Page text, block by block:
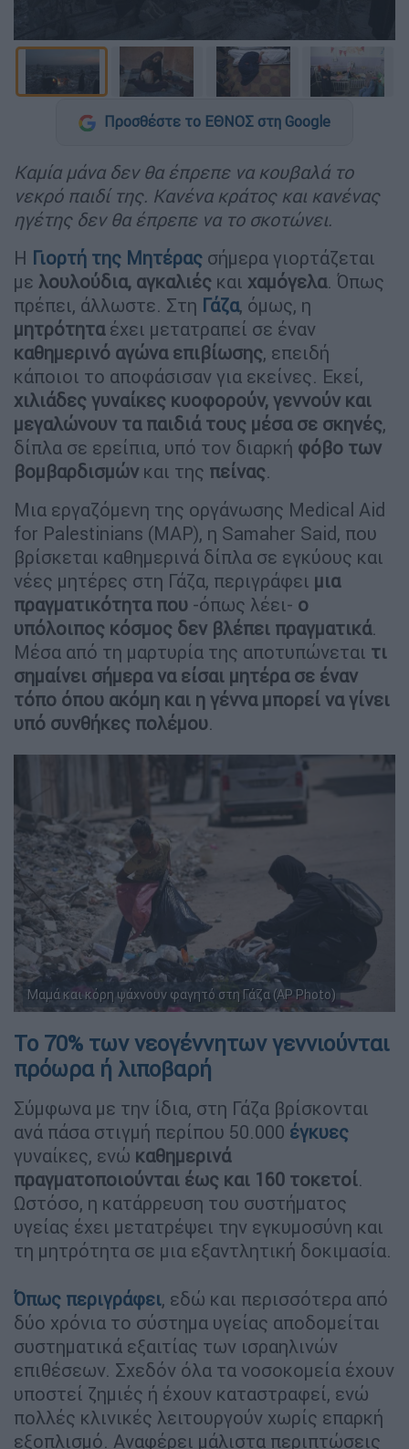
Προσθέστε το ΕΘΝΟΣ στη Google
Καμία μάνα δεν θα έπρεπε να κουβαλά το
νεκρό παιδί της. Κανένα κράτος και κανένας
ηγέτης δεν θα έπρεπε να το σκοτώνει.
Η Γιορτή της Μητέρας σήμερα γιορτάζεται
με λουλούδια, αγκαλιές και χαμόγελα. Όπως
πρέπει, άλλωστε. Στη Γάζα, όμως, η
μητρότηταέχει μετατραπεί σε έναν
καθημερινό αγώνα επιβίωσης, επειδή
κάποιοι το αποφάσισαν για εκείνες. Εκεί,
χιλιάδες γυναίκες κυοφορούν, γεννούν και
μεγαλώνουν τα παιδιά τους μέσα σε σκηνές,
δίπλα σε ερείπια, υπό τον διαρκή φόβο των
βομβαρδισμών και της πείνας.
Μια εργαζόμενη της οργάνωσης Medical Aid
for Palestinians (MAP), η Samaher Said, που
βρίσκεται καθημερινά δίπλα σε εγκύους και
νέες μητέρες στη Γάζα, περιγράφει μια
πραγματικότητα που -όπως λέει- ο
υπόλοιπος κόσμος δεν βλέπει πραγματικά.
Μέσα από τη μαρτυρία της αποτυπώνεται τι
σημαίνει σήμερα να είσαι μητέρα σε έναν
τόπο όπου ακόμη και η γέννα μπορεί να γίνει
υπό συνθήκες πολέμου.
Μαμά και κόρη ψάχνουν φαγητό στη Γάζα (AP Photo)
Το 70% των νεογέννητων γεννιούνται
πρόωρα ή λιποβαρή
Σύμφωνα με την ίδια, στη Γάζα βρίσκονται
ανά πάσα στιγμή περίπου 50.000 έγκυες
γυναίκες, ενώ καθημερινά
πραγματοποιούνται έως και 160 τοκετοί.
Ωστόσο, η κατάρρευση του συστήματος
υγείας έχει μετατρέψει την εγκυμοσύνη και
τη μητρότητα σε μια εξαντλητική δοκιμασία.
Όπως περιγράφει, εδώ και περισσότερα από
δύο χρόνια το σύστημα υγείας αποδομείται
συστηματικά εξαιτίας των ισραηλινών
επιθέσεων. Σχεδόν όλα τα νοσοκομεία έχουν
υποστεί ζημιές ή έχουν καταστραφεί, ενώ
πολλές κλινικές λειτουργούν χωρίς επαρκή
εξοπλισμό. Αναφέρει μάλιστα περιπτώσεις